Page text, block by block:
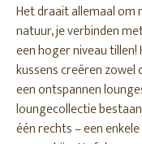
Het draait allemaal om
natuur, je verbinden
een hoger niveau
kussens creëren
een ontspannen
loungecollectie
één rechts – een